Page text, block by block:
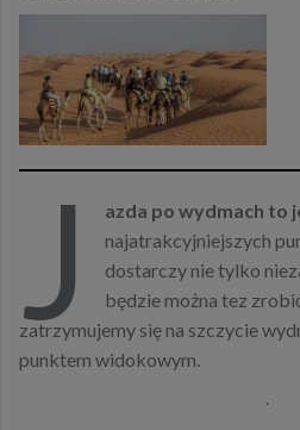
J azda po wydmach to
najatrakcyjniejszych
dostarczy nie tylko
będzie można tez
zatrzymujemy się na szczycie
punktem widokowym.
.